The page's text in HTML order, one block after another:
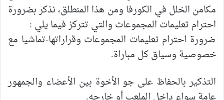
مكامن الخلل في الكورفا ومن هذا المنطلق، نذكر بضرورة
احترام تعليمات المجموعات والتي تتركز فيما يلي :
‎ضرورة احترام تعليمات المجموعات وقراراتها-تماشيا مع
خصوصية وسياق كل مباراة.
التذكير بالحفاظ على جو الأخوة بين الأعضاء والجمهور